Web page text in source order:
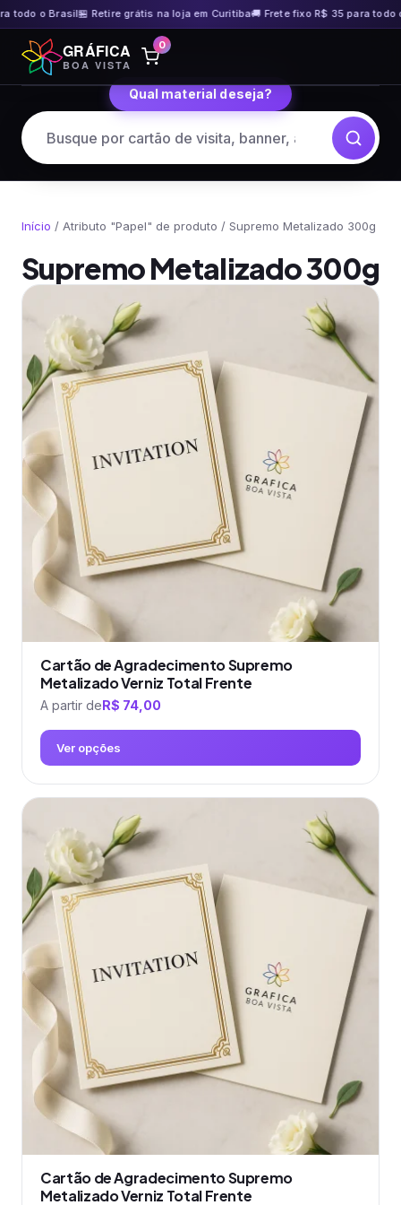
Brasil🏪 Retire grátis na loja em Curitiba🚚 Frete fixo R$ 35 para todo o Brasil
Pular
para
o
GRÁFICA
BOA VISTA
0
Qual material deseja?
Início / Atributo "Papel" de produto / Supremo Metalizado 300g
Supremo Metalizado 300g
Cartão de Agradecimento Supremo
Metalizado Verniz Total Frente
A partir deR$ 74,00
Ver opções
Este
produto
várias
variantes.
As
opções
podem
ser
escolhidas
na
página
produto
Cartão de Agradecimento Supremo
Metalizado Verniz Total Frente